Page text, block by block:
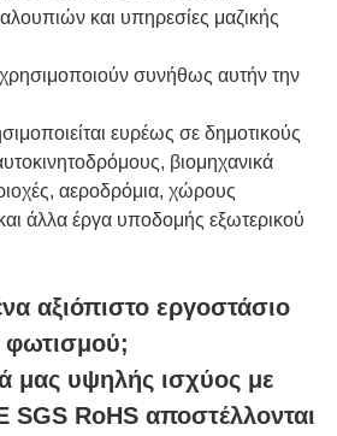
και υπηρεσίες μαζικής
χρησιμοποιούν συνήθως αυτήν την
ευρέως σε δημοτικούς
βιομηχανικά
αεροδρόμια, χώρους
άλλα έργα υποδομής εξωτερικού
αξιόπιστο εργοστάσιο
φωτισμού;
μας υψηλής ισχύος με
SGS RoHS αποστέλλονται